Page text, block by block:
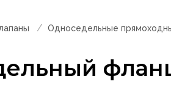
Односедельные